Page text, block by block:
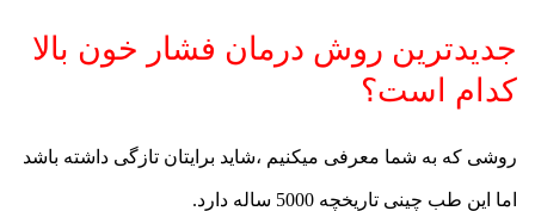
جدیدترین روش درمان فشار خون بالا
کدام است؟
روشی که به شما معرفی میکنیم ،شاید برایتان تازگی داشته باشد
اما این طب چینی تاریخچه 5000 ساله دارد.